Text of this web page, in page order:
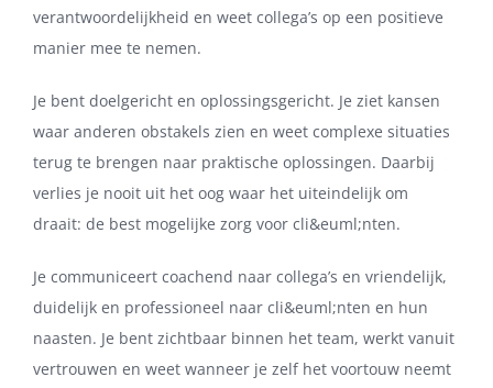
verantwoordelijkheid en weet collega’s op een positieve
manier mee te nemen.
Je bent doelgericht en oplossingsgericht. Je ziet kansen
waar anderen obstakels zien en weet complexe situaties
terug te brengen naar praktische oplossingen. Daarbij
verlies je nooit uit het oog waar het uiteindelijk om
draait: de best mogelijke zorg voor cli&euml;nten.
Je communiceert coachend naar collega’s en vriendelijk,
duidelijk en professioneel naar cli&euml;nten en hun
naasten. Je bent zichtbaar binnen het team, werkt vanuit
vertrouwen en weet wanneer je zelf het voortouw neemt